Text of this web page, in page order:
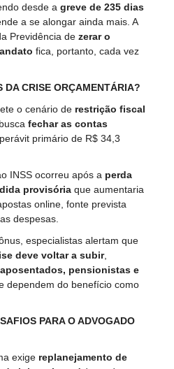
desde a greve de 235 dias
a se alongar ainda mais. A
Previdência de zerar o
fica, portanto, cada vez
DA CRISE ORÇAMENTÁRIA?
o cenário de restrição fiscal
fechar as contas
primário de R$ 34,3
INSS ocorreu após a perda
provisória que aumentaria
online, fonte prevista
despesas.
especialistas alertam que
deve voltar a subir,
aposentados, pensionistas e
dependem do benefício como
PARA O ADVOGADO
exige replanejamento de